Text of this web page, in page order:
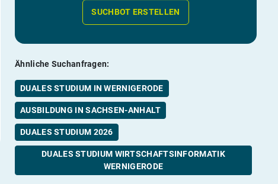
SUCHBOT ERSTELLEN
Ähnliche Suchanfragen:
DUALES STUDIUM IN WERNIGERODE
AUSBILDUNG IN SACHSEN-ANHALT
DUALES STUDIUM 2026
DUALES STUDIUM WIRTSCHAFTSINFORMATIK
WERNIGERODE